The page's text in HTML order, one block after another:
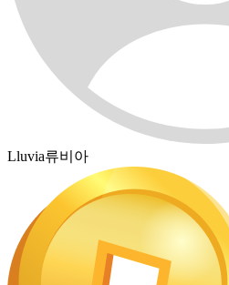
Lluvia류비아